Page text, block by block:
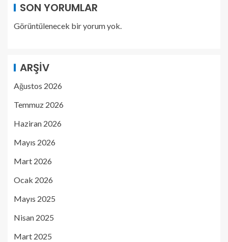
SON YORUMLAR
Görüntülenecek bir yorum yok.
ARŞIV
Ağustos 2026
Temmuz 2026
Haziran 2026
Mayıs 2026
Mart 2026
Ocak 2026
Mayıs 2025
Nisan 2025
Mart 2025